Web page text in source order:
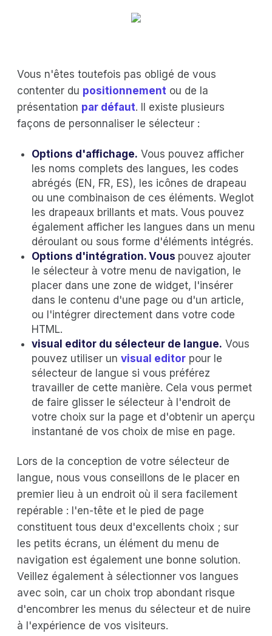
Vous n'êtes toutefois pas obligé de vous
contenter du positionnement ou de la
présentation par défaut. Il existe plusieurs
façons de personnaliser le sélecteur :
Options d'affichage. Vous pouvez afficher
les noms complets des langues, les codes
abrégés (EN, FR, ES), les icônes de drapeau
ou une combinaison de ces éléments. Weglot
les drapeaux brillants et mats. Vous pouvez
également afficher les langues dans un menu
déroulant ou sous forme d'éléments intégrés.
Options d'intégration. Vous pouvez ajouter
le sélecteur à votre menu de navigation, le
placer dans une zone de widget, l'insérer
dans le contenu d'une page ou d'un article,
ou l'intégrer directement dans votre code
HTML.
visual editor du sélecteur de langue. Vous
pouvez utiliser un visual editor pour le
sélecteur de langue si vous préférez
travailler de cette manière. Cela vous permet
de faire glisser le sélecteur à l'endroit de
votre choix sur la page et d'obtenir un aperçu
instantané de vos choix de mise en page.
Lors de la conception de votre sélecteur de
langue, nous vous conseillons de le placer en
premier lieu à un endroit où il sera facilement
repérable : l'en-tête et le pied de page
constituent tous deux d'excellents choix ; sur
les petits écrans, un élément du menu de
navigation est également une bonne solution.
Veillez également à sélectionner vos langues
avec soin, car un choix trop abondant risque
d'encombrer les menus du sélecteur et de nuire
à l'expérience de vos visiteurs.